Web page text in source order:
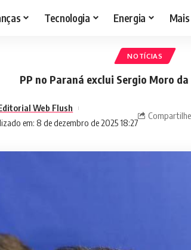
Tecnologia Energia Mais
NOTÍCIAS
PP no Paraná exclui Sergio Moro
em: 8 de dezembro de 2025 18:27
Web Flush
Compartilhe